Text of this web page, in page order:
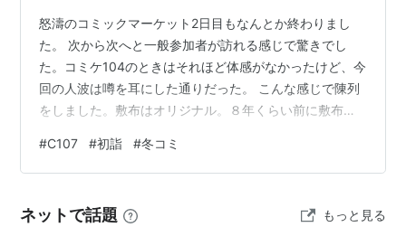
怒濤のコミックマーケット2日目もなんとか終わりまし
た。 次から次へと一般参加者が訪れる感じで驚きでし
た。コミケ104のときはそれほど体感がなかったけど、今
回の人波は噂を耳にした通りだった。 こんな感じで陳列
をしました。敷布はオリジナル。８年くらい前に敷布の
ど、年に一度クリーニング店にお願いする感じです。 左
手の陳列棚は「コミマのラックン」だったかな。購入し
いまはこれの改良型がPoSuTaでお馴染みのマルダイさん
#C107 #初詣 #冬コミ
ネットで話題 もっと見る